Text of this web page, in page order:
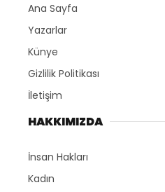
Ana Sayfa
Yazarlar
Künye
Gizlilik Politikası
İletişim
HAKKIMIZDA
İnsan Hakları
Kadın